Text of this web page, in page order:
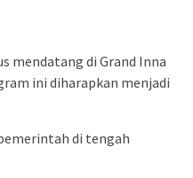
mendatang di Grand Inna
ini diharapkan menjadi
di tengah